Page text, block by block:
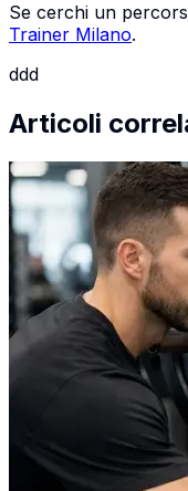
Se cerchi un
Trainer Milano.
ddd
Articoli